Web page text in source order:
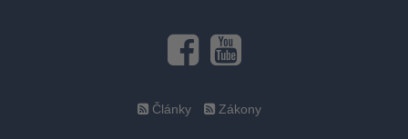
Články Zákony